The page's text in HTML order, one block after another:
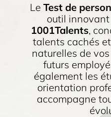
LeTest de
outil
1001Talents,
talents cachés
naturelles de
futurs
également les
orientation
accompagne